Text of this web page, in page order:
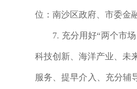
位：南沙区政府、市委金
7. 充分用好“两个市场
科技创新、海洋产业、未
服务、提早介入、充分辅